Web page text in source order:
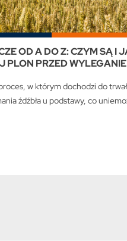
OD A DO Z: CZYM SĄ I
PLON PRZED
w którym dochodzi do
źdźbła u podstawy, co